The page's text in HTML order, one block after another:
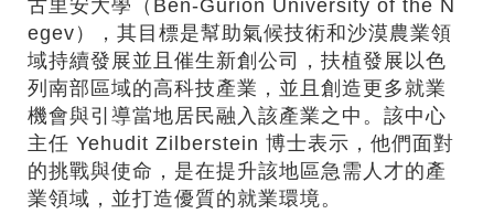
古里安大學（Ben-Gurion University of the N
egev），其目標是幫助氣候技術和沙漠農業領
域持續發展並且催生新創公司，扶植發展以色
列南部區域的高科技產業，並且創造更多就業
機會與引導當地居民融入該產業之中。該中心
主任 Yehudit Zilberstein 博士表示，他們面對
的挑戰與使命，是在提升該地區急需人才的產
業領域，並打造優質的就業環境。